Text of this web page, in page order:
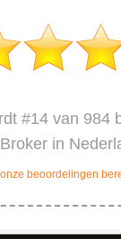
#14 van 984
in
beoordelingen